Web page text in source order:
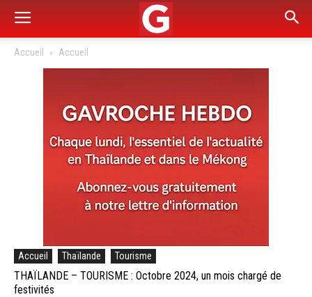
Accueil Accueil
Accueil Thaïlande Tourisme
THAÏLANDE – TOURISME : Octobre 2024, un mois chargé de
festivités